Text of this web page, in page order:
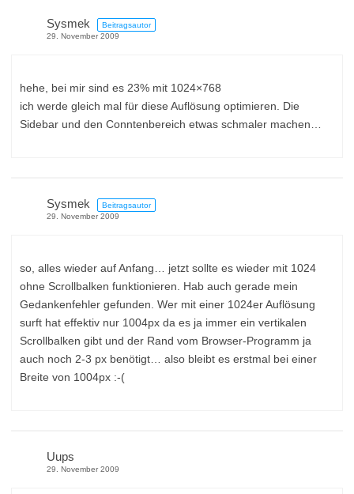
Sysmek
Beitragsautor
29. November 2009
hehe, bei mir sind es 23% mit 1024×768
ich werde gleich mal für diese Auflösung optimieren. Die
Sidebar und den Conntenbereich etwas schmaler machen…
Sysmek
Beitragsautor
29. November 2009
so, alles wieder auf Anfang… jetzt sollte es wieder mit 1024
ohne Scrollbalken funktionieren. Hab auch gerade mein
Gedankenfehler gefunden. Wer mit einer 1024er Auflösung
surft hat effektiv nur 1004px da es ja immer ein vertikalen
Scrollbalken gibt und der Rand vom Browser-Programm ja
auch noch 2-3 px benötigt… also bleibt es erstmal bei einer
Breite von 1004px :-(
Uups
29. November 2009